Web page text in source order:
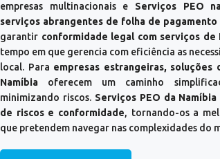
empresas multinacionais e Serviços PEO
serviços abrangentes de folha de pagamento
garantir conformidade legal com serviços de
tempo em que gerencia com eficiência as
local. Para empresas estrangeiras, soluções
Namíbia oferecem um caminho
minimizando riscos. Serviços PEO da Namíbia
de riscos e conformidade, tornando-os a
que pretendem navegar nas complexidades do